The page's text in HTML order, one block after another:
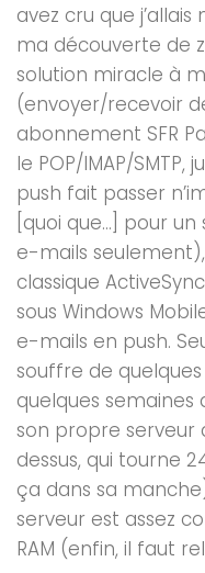
avez cru que
ma découverte de
solution miracle à
(envoyer/recevoir
abonnement SFR
le POP/IMAP/SMTP,
push fait passer
[quoi que…] pour
e-mails
classique
sous Windows
e-mails en push.
souffre de
quelques semaines
son propre serveur
dessus, qui tourne
ça dans sa
serveur est assez
RAM (enfin, il faut